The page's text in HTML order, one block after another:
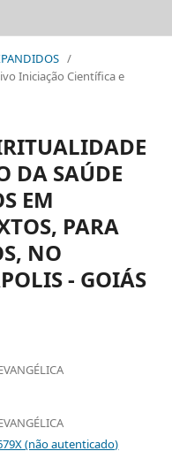
/
Iniciação Científica e
DA SAÚDE
EM
PARA
NO
- GOIÁS
(não autenticado)